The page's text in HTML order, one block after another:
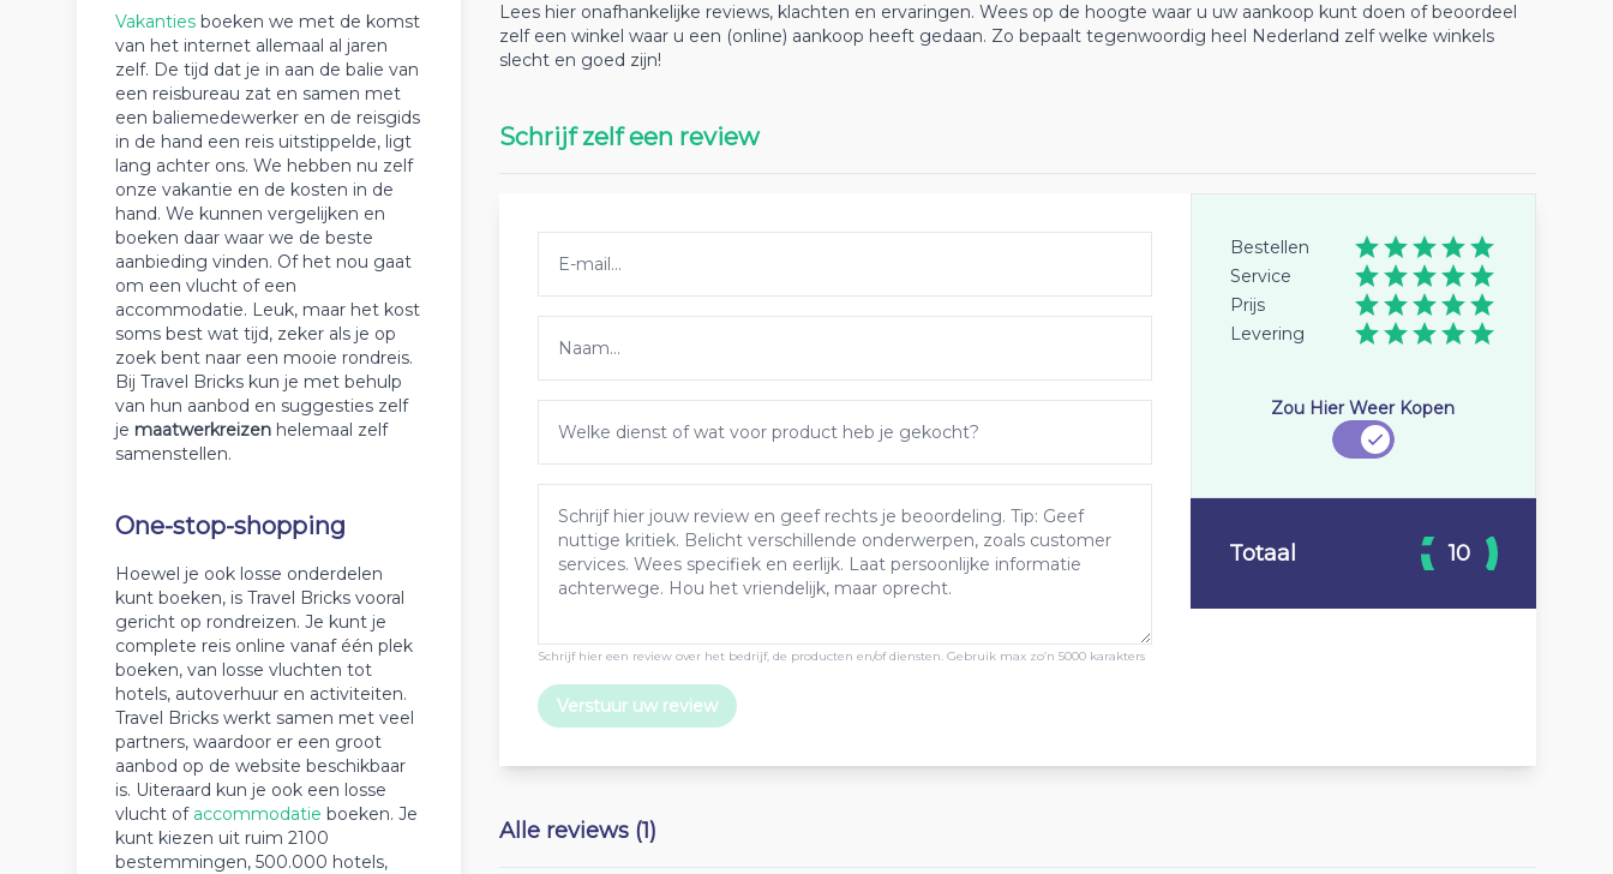
Vakanties boeken we met de komst
van het internet allemaal al jaren
zelf. De tijd dat je in aan de balie van
een reisbureau zat en samen met
een baliemedewerker en de reisgids
in de hand een reis uitstippelde, ligt
lang achter ons. We hebben nu zelf
onze vakantie en de kosten in de
hand. We kunnen vergelijken en
boeken daar waar we de beste
aanbieding vinden. Of het nou gaat
om een vlucht of een
accommodatie. Leuk, maar het kost
soms best wat tijd, zeker als je op
zoek bent naar een mooie rondreis.
Bij Travel Bricks kun je met behulp
van hun aanbod en suggesties zelf
je maatwerkreizen helemaal zelf
samenstellen.
One-stop-shopping
Hoewel je ook losse onderdelen
kunt boeken, is Travel Bricks vooral
gericht op rondreizen. Je kunt je
complete reis online vanaf één plek
boeken, van losse vluchten tot
hotels, autoverhuur en activiteiten.
Travel Bricks werkt samen met veel
partners, waardoor er een groot
aanbod op de website beschikbaar
is. Uiteraard kun je ook een losse
vlucht of accommodatie boeken. Je
kunt kiezen uit ruim 2100
bestemmingen, 500.000 hotels,
Lees hier onafhankelijke reviews, klachten en ervaringen. Wees op de hoogte waar u uw aankoop kunt doen of beoordeel
zelf een winkel waar u een (online) aankoop heeft gedaan. Zo bepaalt tegenwoordig heel Nederland zelf welke winkels
slecht en goed zijn!
Schrijf zelf een review
Schrijf hier een review over het bedrijf, de producten en/of diensten. Gebruik max zo’n 5000 karakters
Verstuur uw review
Bestellen
Service
Prijs
Levering
Zou Hier Weer Kopen
Totaal 10
Alle reviews (1)